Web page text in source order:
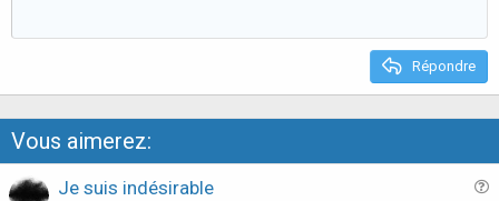
Répondre
Vous aimerez:
Je suis indésirable